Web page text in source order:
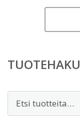
TUOTEHAKU
Etsi: